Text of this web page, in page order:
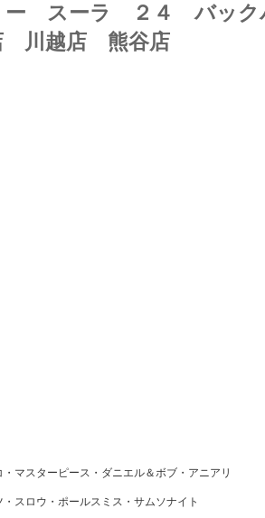
リー スーラ ２４ バッ
川越店 熊谷店
マスターピース・ダニエル＆ボブ・アニアリ
スロウ・ポールスミス・サムソナイト